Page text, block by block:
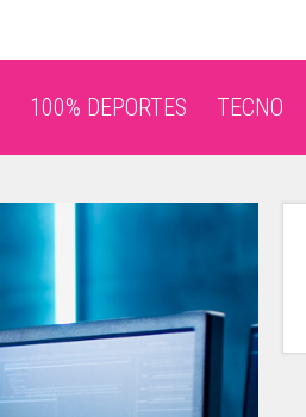
100% DEPORTES TECNO